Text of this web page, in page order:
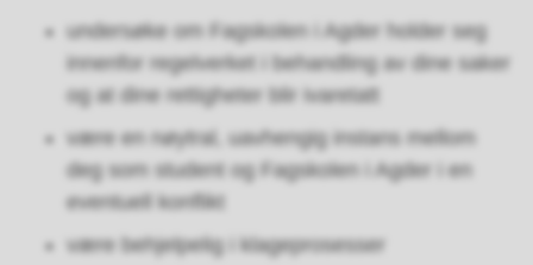
undersøke om Fagskolen i Agder holder seg
innenfor regelverket i behandling av dine saker
og at dine rettigheter blir ivaretatt
være en nøytral, uavhengig instans mellom
deg som student og Fagskolen i Agder i en
eventuell konflikt
være behjelpelig i klageprosesser